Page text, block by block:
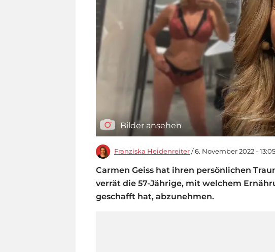
Bilder ansehen
Franziska Heidenreiter / 6. November 2022 -
Carmen Geiss hat ihren persönlichen
verrät die 57-Jährige, mit welchem
geschafft hat, abzunehmen.